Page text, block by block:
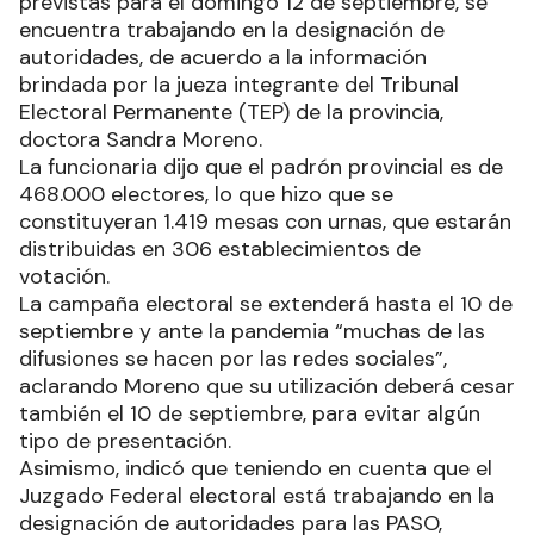
encuentra trabajando en la designación de
autoridades, de acuerdo a la información
brindada por la jueza integrante del Tribunal
Electoral Permanente (TEP) de la provincia,
doctora Sandra Moreno.
La funcionaria dijo que el padrón provincial es de
468.000 electores, lo que hizo que se
constituyeran 1.419 mesas con urnas, que estarán
distribuidas en 306 establecimientos de
votación.
La campaña electoral se extenderá hasta el 10 de
septiembre y ante la pandemia “muchas de las
difusiones se hacen por las redes sociales”,
aclarando Moreno que su utilización deberá cesar
también el 10 de septiembre, para evitar algún
tipo de presentación.
Asimismo, indicó que teniendo en cuenta que el
Juzgado Federal electoral está trabajando en la
designación de autoridades para las PASO,